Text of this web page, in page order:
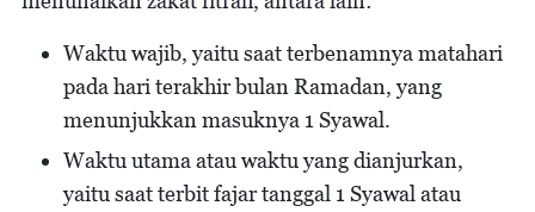
Waktu wajib, yaitu saat terbenamnya matahari
pada hari terakhir bulan Ramadan, yang
menunjukkan masuknya 1 Syawal.
Waktu utama atau waktu yang dianjurkan,
yaitu saat terbit fajar tanggal 1 Syawal atau